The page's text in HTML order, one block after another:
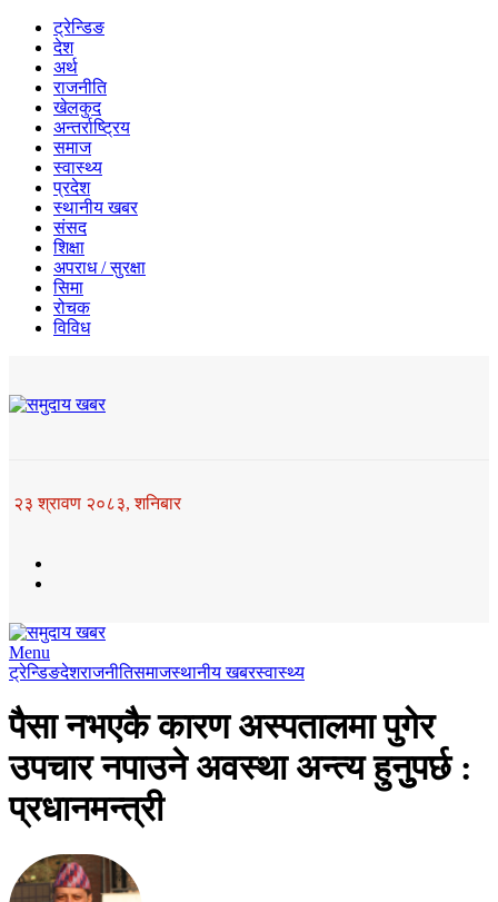
ट्रेन्डिङ
देश
अर्थ
राजनीति
खेलकुद
अन्तर्राष्ट्रिय
समाज
स्वास्थ्य
प्रदेश
स्थानीय खबर
संसद
शिक्षा
अपराध / सुरक्षा
सिमा
रोचक
विविध
२३ श्रावण २०८३, शनिबार
Menu
ट्रेन्डिङदेशराजनीतिसमाजस्थानीय खबरस्वास्थ्य
पैसा नभएकै कारण अस्पतालमा पुगेर
उपचार नपाउने अवस्था अन्त्य हुनुुपर्छ :
प्रधानमन्त्री